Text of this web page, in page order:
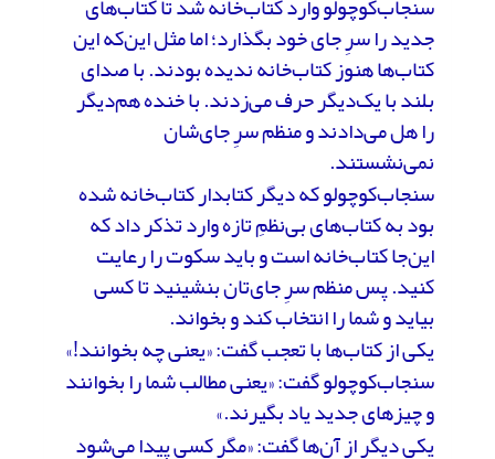
جدید را سرِ جای خود بگذارد؛ اما مثل این‌که این
کتاب‌ها هنوز کتاب‌خانه ندیده بودند. با صدای
بلند با یک‌دیگر حرف می‌زدند. با خنده هم‌دیگر
را هل می‌دادند و منظم سرِ جای‌شان
نمی‌نشستند.
سنجاب‌کوچولو که دیگر کتابدار کتاب‌خانه شده
بود به کتاب‌های بی‌نظمِ تازه وارد تذکر داد که
این‌جا کتاب‌خانه است و باید سکوت را رعایت
کنید. پس منظم سرِ جای‌تان بنشینید تا کسی
بیاید و شما را انتخاب کند و بخواند.
یکی از کتاب‌ها با تعجب گفت: «یعنی چه بخوانند!»
سنجاب‌کوچولو گفت: «یعنی مطالب شما را بخوانند
و چیزهای جدید یاد بگیرند.»
یکی دیگر از آن‌ها گفت: «مگر کسی پیدا می‌شود